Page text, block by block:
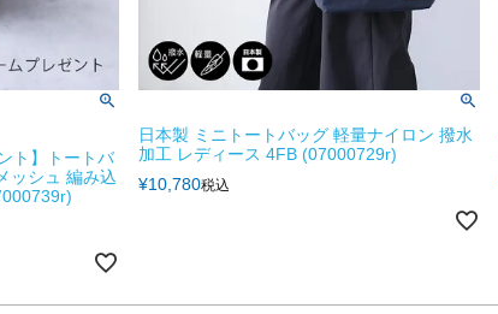
ト】トートバ
ッシュ 編み込
日本製 ミニトートバッグ 軽量ナイロン 撥水
加工 レディース 4FB (07000729r)
¥10,780税込